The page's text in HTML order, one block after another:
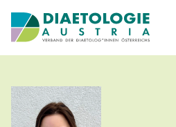
Zum Inhalt
Zum Menü